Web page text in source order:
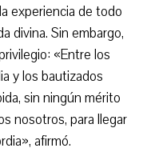
experiencia de todo
divina. Sin embargo,
«Entre los
y los bautizados
sin ningún mérito
nosotros, para llegar
afirmó.